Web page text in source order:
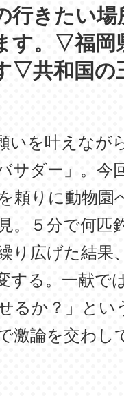
行きたい場
す。▽福岡
▽共和国
いを叶えなが
サダー」。今
頼りに動物園
。５分で何匹
り広げた結果
する。一献で
るか？」とい
激論を交わし